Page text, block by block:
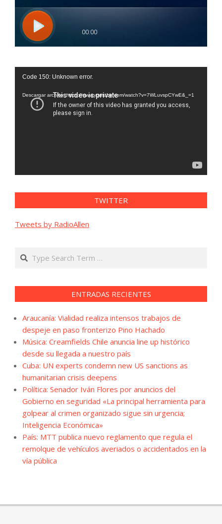
Reproductor
vídeo
Code 150: Unknown error.
Descargar archivo: https://www.youtube.com/watch?v=7WLuvspCYwE&_=1
TWITTER
Tweets by RadioAllen
Search
ENTRADAS RECIENTES
Araucanía: Vialidad realiza intensos trabajos de
despeje en paso fronterizo Pino Hachado
Música: Creamfields Chile anuncia line up histórico
desde su llegada a nuestro país
Cuba: UN experts condemn new US sanctions as
humanitarian crisis deepens
Política: Senador Iván Flores por anuncios del
Gobierno en seguridad «La principal herramienta para
golpear al crimen organizado sigue sin urgencia;
Inteligencia Económica»
País: MTT publica nuevo reglamento que regula el
remolque de vehículos averiados o accidentados en la
vía pública